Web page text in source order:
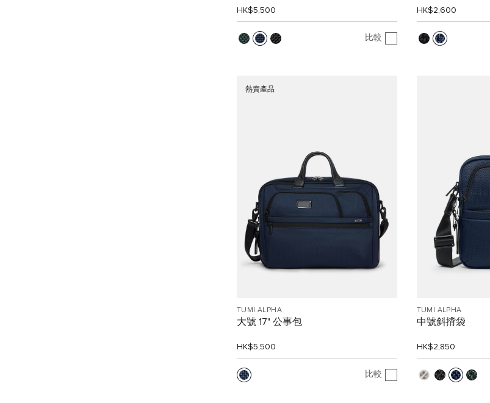
HK$5,500
比較
HK$2,600
熱賣產品
TUMI ALPHA
大號 17" 公事包
HK$5,500
比較
TUMI ALPHA
中號斜揹袋
HK$2,850